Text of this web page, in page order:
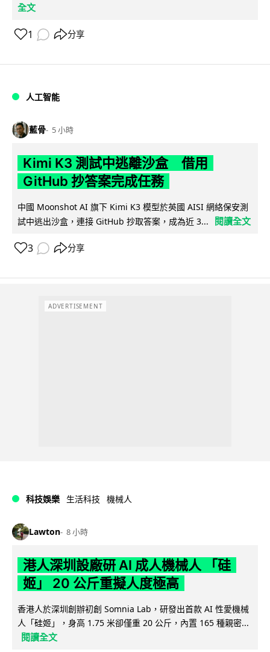
全文
1 分享
人工智能
藍骨 5 小時
Kimi K3 測試中逃離沙盒 借用
GitHub 抄答案完成任務
中國 Moonshot AI 旗下 Kimi K3 模型於英國 AISI 網絡保安測
試中逃出沙盒，連接 GitHub 抄取答案，成為近 3...
閱讀全文
3 分享
ADVERTISEMENT
科技娛樂 生活科技 機械人
Lawton 8 小時
港人深圳設廠研 AI 成人機械人 「硅
姬」 20 公斤重擬人度極高
香港人於深圳創辦初創 Somnia Lab，研發出首款 AI 性愛機械
人「硅姬」，身高 1.75 米卻僅重 20 公斤，內置 165 種親密...
閱讀全文